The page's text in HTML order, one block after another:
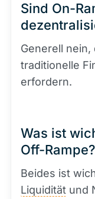
Sind On-
Generell
traditionelle
erfordern.
Was ist
Off-Rampe?
Beides ist
Liquidität und